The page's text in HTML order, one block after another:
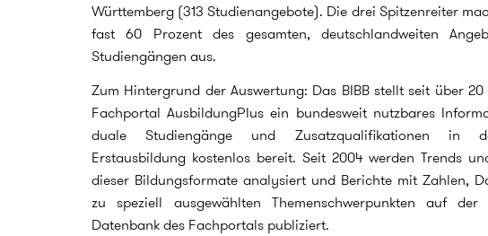
Württemberg (313 Studienangebote). Die drei Spitzenreiter
fast 60 Prozent des gesamten, deutschlandweiten
Studiengängen aus.
Zum Hintergrund der Auswertung: Das BIBB stellt seit über
Fachportal AusbildungPlus ein bundesweit nutzbares
duale Studiengänge und Zusatzqualifikationen in
Erstausbildung kostenlos bereit. Seit 2004 werden Trends
dieser Bildungsformate analysiert und Berichte mit Zahlen,
zu speziell ausgewählten Themenschwerpunkten auf
Datenbank des Fachportals publiziert.